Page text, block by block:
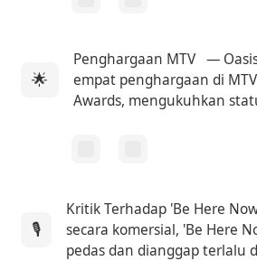
🌟
Penghargaan MTV —
empat penghargaan di
Awards, mengukuhkan
🎙
Kritik Terhadap 'Be Here
secara komersial, 'Be Here
pedas dan dianggap terlalu